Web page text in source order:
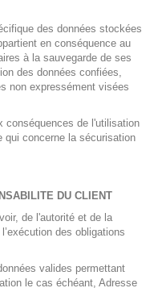
des données stockées
en conséquence au
à la sauvegarde de ses
des données confiées,
non expressément visées
conséquences de l'utilisation
qui concerne la sécurisation
DU CLIENT
de l'autorité et de la
des obligations
valides permettant
le cas échéant, Adresse